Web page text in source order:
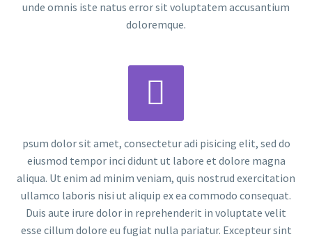
unde omnis iste natus error sit voluptatem accusantium
doloremque.


psum dolor sit amet, consectetur adi pisicing elit, sed do
eiusmod tempor inci didunt ut labore et dolore magna
aliqua. Ut enim ad minim veniam, quis nostrud exercitation
ullamco laboris nisi ut aliquip ex ea commodo consequat.
Duis aute irure dolor in reprehenderit in voluptate velit
esse cillum dolore eu fugiat nulla pariatur. Excepteur sint